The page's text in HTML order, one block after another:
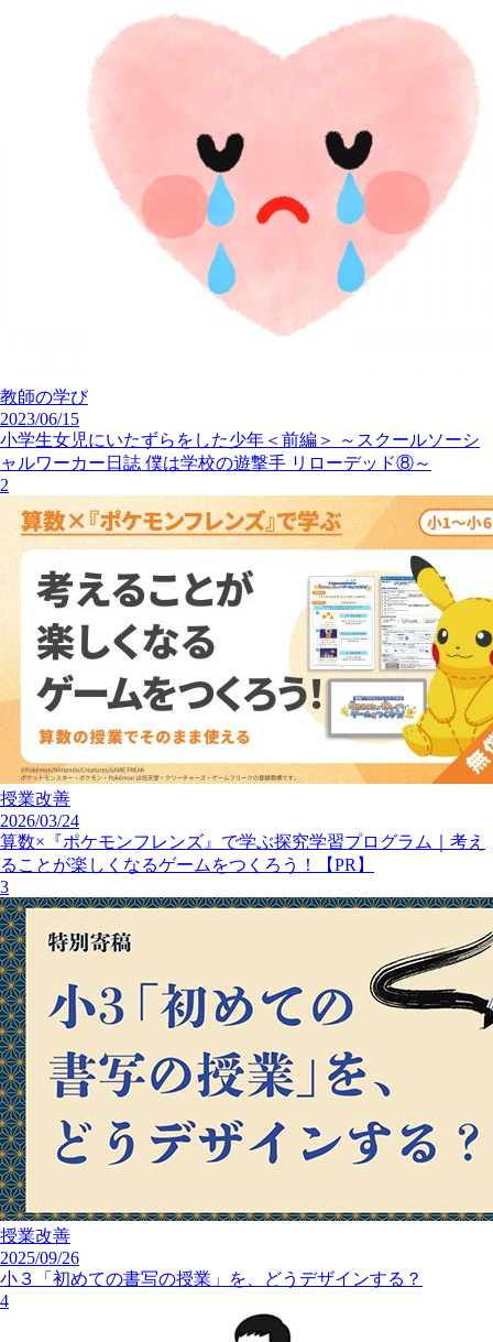
教師の学び
2023/06/15
小学生女児にいたずらをした少年＜前編＞ ～スクールソーシ
ャルワーカー日誌 僕は学校の遊撃手 リローデッド⑧～
2
授業改善
2026/03/24
算数×『ポケモンフレンズ』で学ぶ探究学習プログラム｜考え
ることが楽しくなるゲームをつくろう！【PR】
3
授業改善
2025/09/26
小３「初めての書写の授業」を、どうデザインする？
4